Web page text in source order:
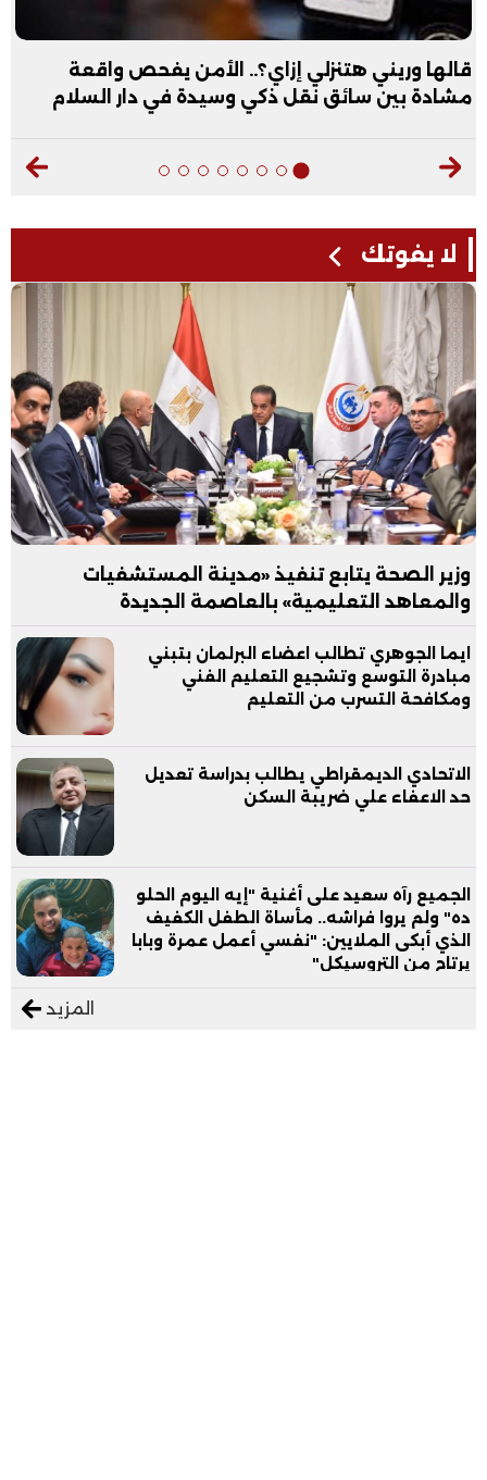
قالها وريني هتنزلي إزاي؟.. الأمن يفحص واقعة
مشادة بين سائق نقل ذكي وسيدة في دار السلام
لا يفوتك
وزير الصحة يتابع تنفيذ «مدينة المستشفيات
والمعاهد التعليمية» بالعاصمة الجديدة
ايما الجوهري تطالب اعضاء البرلمان بتبني
مبادرة التوسع وتشجيع التعليم الفني
ومكافحة التسرب من التعليم
الاتحادي الديمقراطي يطالب بدراسة تعديل
حد الاعفاء علي ضريبة السكن
الجميع رآه سعيد على أغنية "إيه اليوم الحلو
ده" ولم يروا فراشه.. مأساة الطفل الكفيف
الذي أبكى الملايين: "نفسي أعمل عمرة وبابا
يرتاح من التروسيكل"
المزيد